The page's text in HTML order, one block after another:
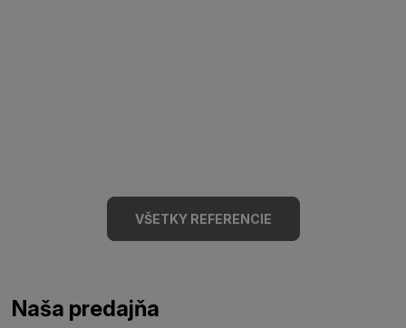
VŠETKY REFERENCIE
Naša predajňa